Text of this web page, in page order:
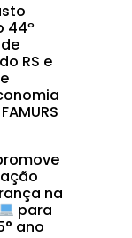
44º
RS e
na
para
ano